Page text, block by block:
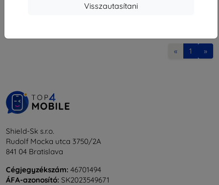
Visszautasítani
« 1 »
Shield-Sk s.r.o.
Rudolf Mocka utca 3750/2A
841 04 Bratislava
Cégjegyzékszám: 46701494
ÁFA-azonosító: SK2023549671